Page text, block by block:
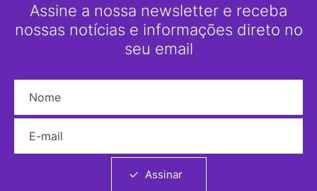
Assine a nossa newsletter e receba
nossas notícias e informações direto no
seu email
Assinar